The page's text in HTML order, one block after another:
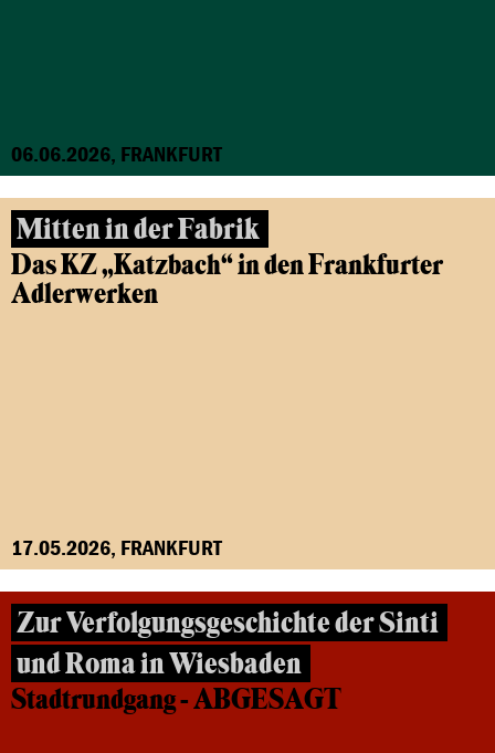
06.06.2026, FRANKFURT
Mitten in der Fabrik
Das KZ „Katzbach“ in den Frankfurter
Adlerwerken
17.05.2026, FRANKFURT
Zur Verfolgungsgeschichte der Sinti
und Roma in Wiesbaden
Stadtrundgang - ABGESAGT